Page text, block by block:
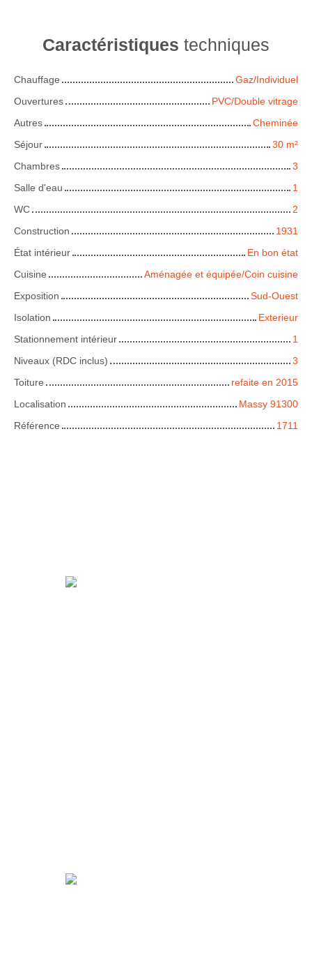
Caractéristiques techniques
Chauffage
Gaz/Individuel
Ouvertures
PVC/Double vitrage
Autres
Cheminée
Séjour
30 m²
Chambres
3
Salle d'eau
1
WC
2
Construction
1931
État intérieur
En bon état
Cuisine
Aménagée et équipée/Coin cuisine
Exposition
Sud-Ouest
Isolation
Exterieur
Stationnement intérieur
1
Niveaux (RDC inclus)
3
Toiture
refaite en 2015
Localisation
Massy 91300
Référence
1711